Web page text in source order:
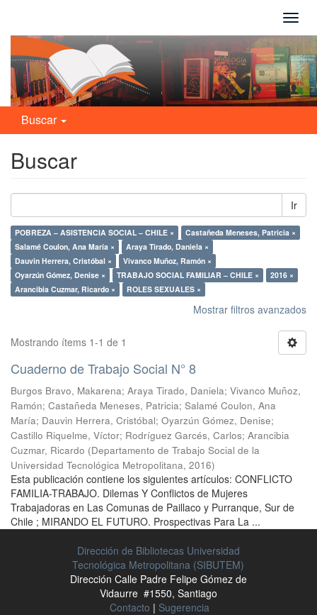
Buscar
Buscar
Ir
POBREZA – ASISTENCIA SOCIAL – CHILE ×
Castañeda Meneses, Patricia ×
Salamé Coulon, Ana María ×
Araya Tirado, Daniela ×
Dauvin Herrera, Cristóbal ×
Vivanco Muñoz, Ramón ×
Oyarzún Gómez, Denise ×
TRABAJO SOCIAL FAMILIAR – CHILE ×
2016 ×
Arancibia Cuzmar, Ricardo ×
ROLES SEXUALES ×
Mostrar filtros avanzados
Mostrando ítems 1-1 de 1
Cuaderno de Trabajo Social N° 8
Burgos Bravo, Makarena; Araya Tirado, Daniela; Vivanco Muñoz,
Ramón; Castañeda Meneses, Patricia; Salamé Coulon, Ana
María; Dauvin Herrera, Cristóbal; Oyarzún Gómez, Denise;
Castillo Riquelme, Víctor; Rodríguez Garcés, Carlos; Arancibia
Cuzmar, Ricardo (Departamento de Trabajo Social de la
Universidad Tecnológica Metropolitana, 2016)
Esta publicación contiene los siguientes artículos: CONFLICTO
FAMILIA-TRABAJO. Dilemas Y Conflictos de Mujeres
Trabajadoras en Las Comunas de Paillaco y Purranque, Sur de
Chile ; MIRANDO EL FUTURO. Prospectivas Para La ...
Dirección de Bibliotecas Universidad
Tecnológica Metropolitana (SIBUTEM)
Dirección Calle Padre Felipe Gómez de
Vidaurre #1550, Santiago
Contacto | Sugerencia